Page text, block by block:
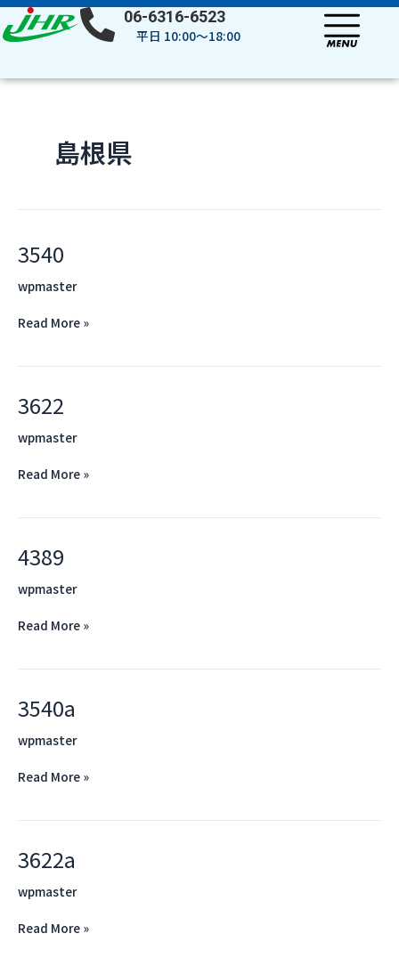
内
容
キ
06-6316-6523
平日 10:00～18:00
島根県
3540
wpmaster
3540
Read More »
3622
wpmaster
3622
Read More »
4389
wpmaster
4389
Read More »
3540a
wpmaster
3540a
Read More »
3622a
wpmaster
3622a
Read More »
投
稿
ー